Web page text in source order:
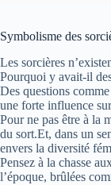
Symbolisme des
Les sorcières
Pourquoi y avait-il
Des questions
une forte influence
Pour ne pas être à la
du sort.Et, dans un
envers la diversité
Pensez à la chasse
l’époque, brûlées